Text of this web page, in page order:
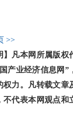
>>
凡本网所属版权
产业经济信息网”
力。凡转载文章
不代表本网观点和